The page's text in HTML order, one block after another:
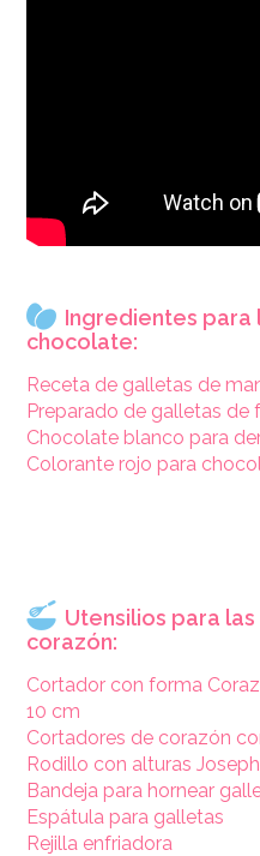
Ingredientes para
chocolate:
Receta de galletas de
Preparado de galletas de
Chocolate blanco para
Colorante rojo para
Utensilios para
corazón:
Cortador con forma
10 cm
Cortadores de corazón
Rodillo con alturas
Bandeja para hornear
Espátula para galletas
Rejilla enfriadora